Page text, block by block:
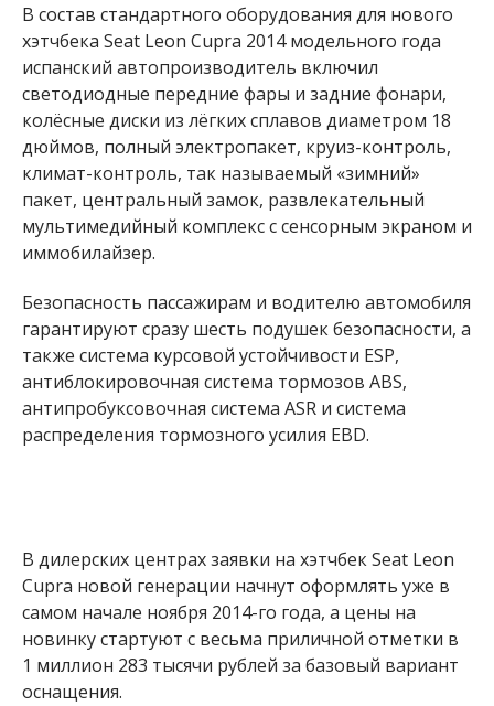
В состав стандартного оборудования для нового
хэтчбека Seat Leon Cupra 2014 модельного года
испанский автопроизводитель включил
светодиодные передние фары и задние фонари,
колёсные диски из лёгких сплавов диаметром 18
дюймов, полный электропакет, круиз-контроль,
климат-контроль, так называемый «зимний»
пакет, центральный замок, развлекательный
мультимедийный комплекс с сенсорным экраном и
иммобилайзер.
Безопасность пассажирам и водителю автомобиля
гарантируют сразу шесть подушек безопасности, а
также система курсовой устойчивости ESP,
антиблокировочная система тормозов ABS,
антипробуксовочная система ASR и система
распределения тормозного усилия EBD.
В дилерских центрах заявки на хэтчбек Seat Leon
Cupra новой генерации начнут оформлять уже в
самом начале ноября 2014-го года, а цены на
новинку стартуют с весьма приличной отметки в
1 миллион 283 тысячи рублей за базовый вариант
оснащения.